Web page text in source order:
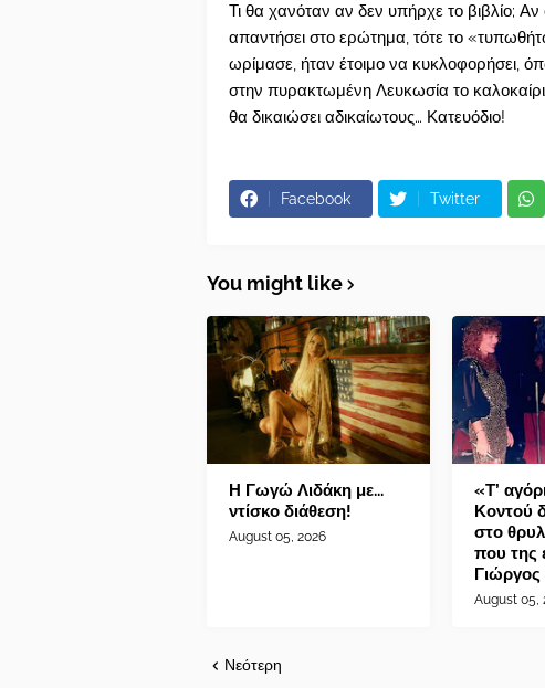
Τι θα χανόταν αν δεν υπήρχε το βιβλίο;
απαντήσει στο ερώτημα, τότε το
ωρίμασε, ήταν έτοιμο να κυκλοφορήσει,
στην πυρακτωμένη Λευκωσία το
θα δικαιώσει αδικαίωτους… Κατευόδιο!
Facebook Twitter
You might like
Η Γωγώ Λιδάκη με...
ντίσκο διάθεση!
August 05, 2026
«Τ’
Κοντού
στο
που της
August 05,
Νεότερη